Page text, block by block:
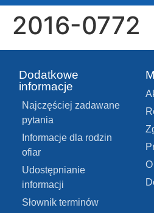
2016-0772
Dodatkowe
informacje
Najczęściej zadawane
pytania
Informacje dla rodzin
ofiar
Udostępnianie
informacji
Słownik terminów